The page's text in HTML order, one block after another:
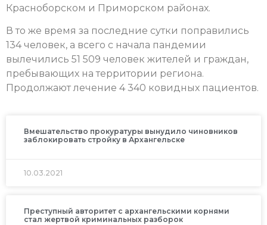
Красноборском и Приморском районах.
В то же время за последние сутки поправились
134 человек, а всего с начала пандемии
вылечились 51 509 человек жителей и граждан,
пребывающих на территории региона.
Продолжают лечение 4 340 ковидных пациентов.
Вмешательство прокуратуры вынудило чиновников
заблокировать стройку в Архангельске
10.03.2021
Преступный авторитет с архангельскими корнями
стал жертвой криминальных разборок